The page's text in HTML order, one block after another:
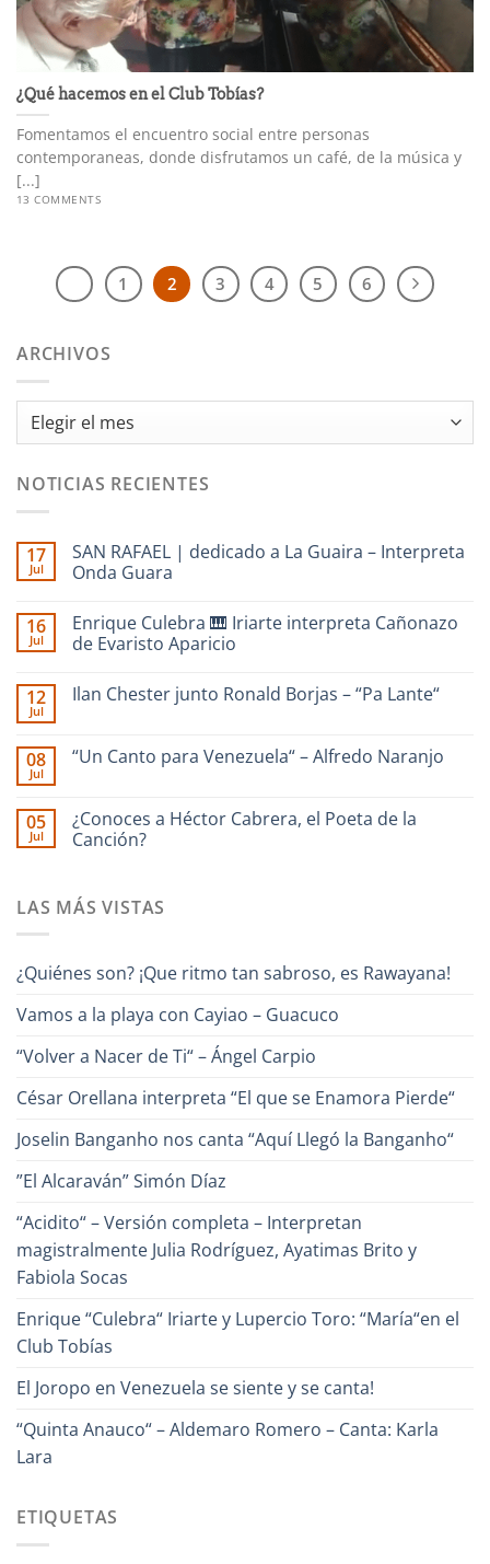
¿Qué hacemos en el Club Tobías?
Fomentamos el encuentro social entre personas
contemporaneas, donde disfrutamos un café, de la música y
[...]
13 COMMENTS
1 2 3 4 5 6
ARCHIVOS
Archivos
NOTICIAS RECIENTES
17
Jul
SAN RAFAEL | dedicado a La Guaira – Interpreta
Onda Guara
comentarios
en
SAN
dedicado
–
Interpreta
16
Jul
Enrique Culebra 🎹 Iriarte interpreta Cañonazo
de Evaristo Aparicio
comentarios
🎹
Iriarte
Evaristo
Aparicio
12
Jul
Ilan Chester junto Ronald Borjas – “Pa Lante“
en
Ronald
Borjas
–
08
Jul
“Un Canto para Venezuela“ – Alfredo Naranjo
en
“Un
Canto
Alfredo
05
Jul
¿Conoces a Héctor Cabrera, el Poeta de la
Canción?
en
¿Conoces
el
la
LAS MÁS VISTAS
¿Quiénes son? ¡Que ritmo tan sabroso, es Rawayana!
Vamos a la playa con Cayiao – Guacuco
“Volver a Nacer de Ti“ – Ángel Carpio
César Orellana interpreta “El que se Enamora Pierde“
Joselin Banganho nos canta “Aquí Llegó la Banganho“
”El Alcaraván” Simón Díaz
“Acidito“ – Versión completa – Interpretan
magistralmente Julia Rodríguez, Ayatimas Brito y
Fabiola Socas
Enrique “Culebra“ Iriarte y Lupercio Toro: “María“en el
Club Tobías
El Joropo en Venezuela se siente y se canta!
“Quinta Anauco“ – Aldemaro Romero – Canta: Karla
Lara
ETIQUETAS